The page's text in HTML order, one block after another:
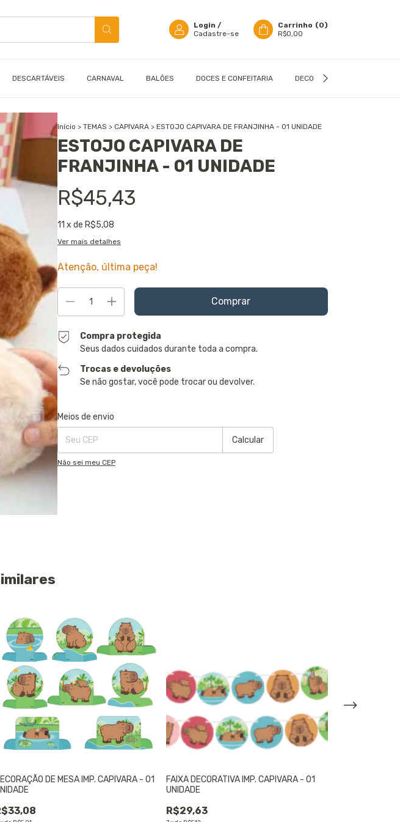
Login /
Cadastre-se
Carrinho (0)
R$0,00
DESCARTÁVEIS CARNAVAL BALÕES DOCES E CONFEITARIA DECORAÇÃO
Início > TEMAS > CAPIVARA > ESTOJO CAPIVARA DE FRANJINHA - 01 UNIDADE
ESTOJO CAPIVARA DE
FRANJINHA - 01 UNIDADE
R$45,43
11 x de R$5,08
Ver mais detalhes
Atenção, última peça!
Compra protegida
Seus dados cuidados durante toda a compra.
Trocas e devoluções
Se não gostar, você pode trocar ou devolver.
Entregas para o CEP:
Meios de envio
Calcular
Não sei meu CEP
DE MESA IMP. CAPIVARA - 01
FAIXA DECORATIVA IMP. CAPIVARA - 01
UNIDADE
R$29,63